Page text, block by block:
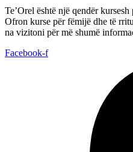
Te’Orel është një qendër
Ofron kurse për fëmijë dhe të
na vizitoni për më shumë
Facebook-f